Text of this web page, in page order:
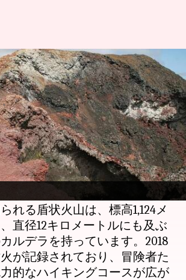
のシエラネグラ山脈
クな冒険
Jun 20, 2026 08:32 pm
ラパゴス諸島に位置するイサ
心には壮大な火山景観を誇る
山があります。この「黒い
れる盾状火山は、標高1,124メ
直径12キロメートルにも及ぶ
ルデラを持っています。2018
が記録されており、冒険者た
的なハイキングコースが広が